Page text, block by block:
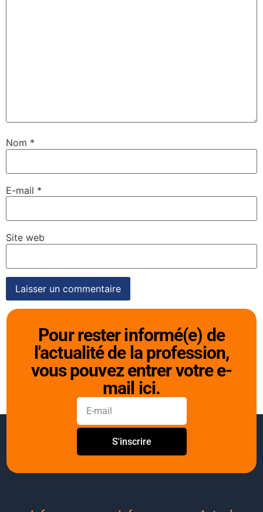
Nom *
E-mail *
Site web
Pour rester informé(e) de
l'actualité de la profession,
vous pouvez entrer votre e-
mail ici.
S'inscrire